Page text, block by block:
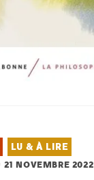
LU & À LIRE
21 NOVEMBRE 2022